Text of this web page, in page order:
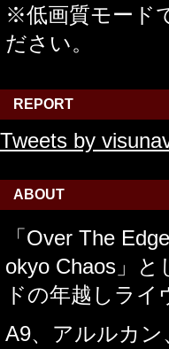
※低画質モード
ださい。
REPORT
Tweets by
ABOUT
「Over The
okyo Chaos」
ドの年越しラ
A9、アルルカン